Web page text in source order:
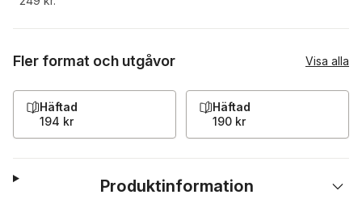
Fler format och utgåvor Visa alla
Häftad
194 kr
Häftad
190 kr
Produktinformation